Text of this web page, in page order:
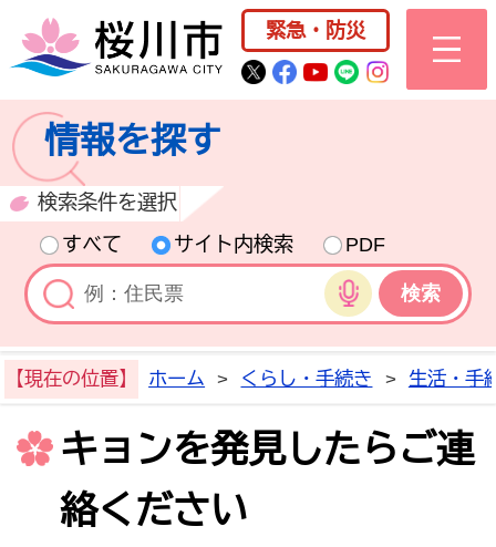
桜川市公式ホー
緊急・防災
桜川市公式Twitter
桜川市公式
桜川市公式
桜川市公式
情報を探す
検索条件を選択
すべて
サイト内検索
PDF
音声検索
【現在の位置】 ホーム > くらし・手続き > 生活・手
キョンを発見したらご連
絡ください